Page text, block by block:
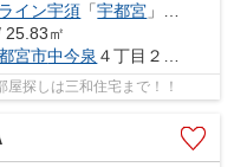
イン宇須 「宇都宮 」駅 徒歩29分
25.83㎡
宮市中今泉 ４丁目２７番１号
探しは三和住宅まで！！